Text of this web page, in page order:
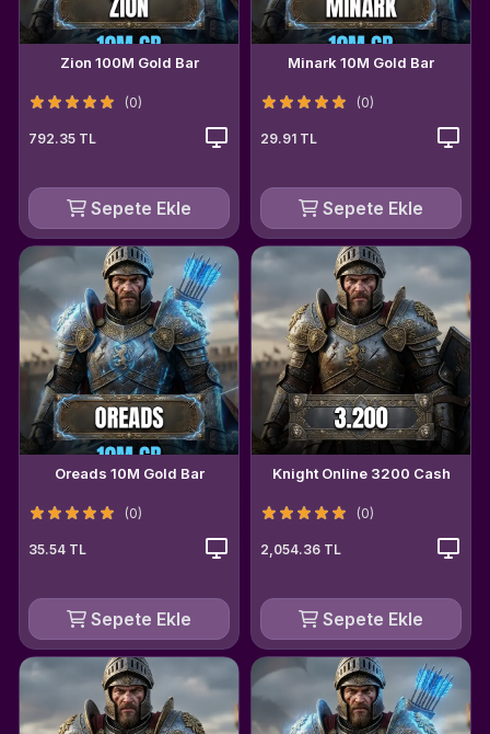
Zion 100M Gold Bar
(0)
792.35 TL
Sepete Ekle
Minark 10M Gold Bar
(0)
29.91 TL
Sepete Ekle
Oreads 10M Gold Bar
(0)
35.54 TL
Sepete Ekle
Knight Online 3200 Cash
(0)
2,054.36 TL
Sepete Ekle